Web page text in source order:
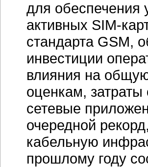
для обеспечения
активных SIM-карт
стандарта GSM,
инвестиции
влияния на
оценкам, затраты
сетевые
очередной
кабельную
прошлому году